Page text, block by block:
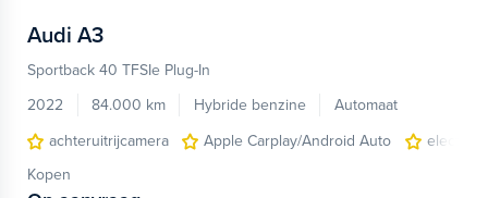
Audi A3
Sportback 40 TFSIe Plug-In
2022
84.000 km Hybride benzine
Automaat
achteruitrijcamera
Apple Carplay/Android Auto
Kopen